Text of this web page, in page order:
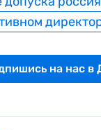
на нас в